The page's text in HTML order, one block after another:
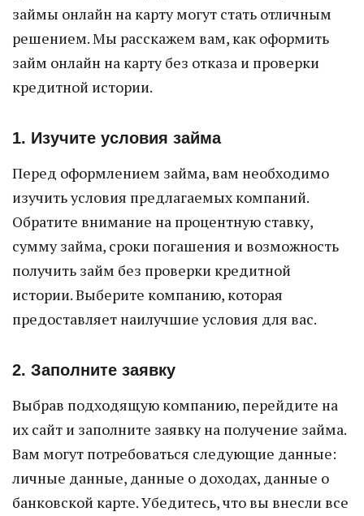
займы онлайн на карту могут стать отличным
решением. Мы расскажем вам, как оформить
займ онлайн на карту без отказа и проверки
кредитной истории.
1. Изучите условия займа
Перед оформлением займа, вам необходимо
изучить условия предлагаемых компаний.
Обратите внимание на процентную ставку,
сумму займа, сроки погашения и возможность
получить займ без проверки кредитной
истории. Выберите компанию, которая
предоставляет наилучшие условия для вас.
2. Заполните заявку
Выбрав подходящую компанию, перейдите на
их сайт и заполните заявку на получение займа.
Вам могут потребоваться следующие данные:
личные данные, данные о доходах, данные о
банковской карте. Убедитесь, что вы внесли все